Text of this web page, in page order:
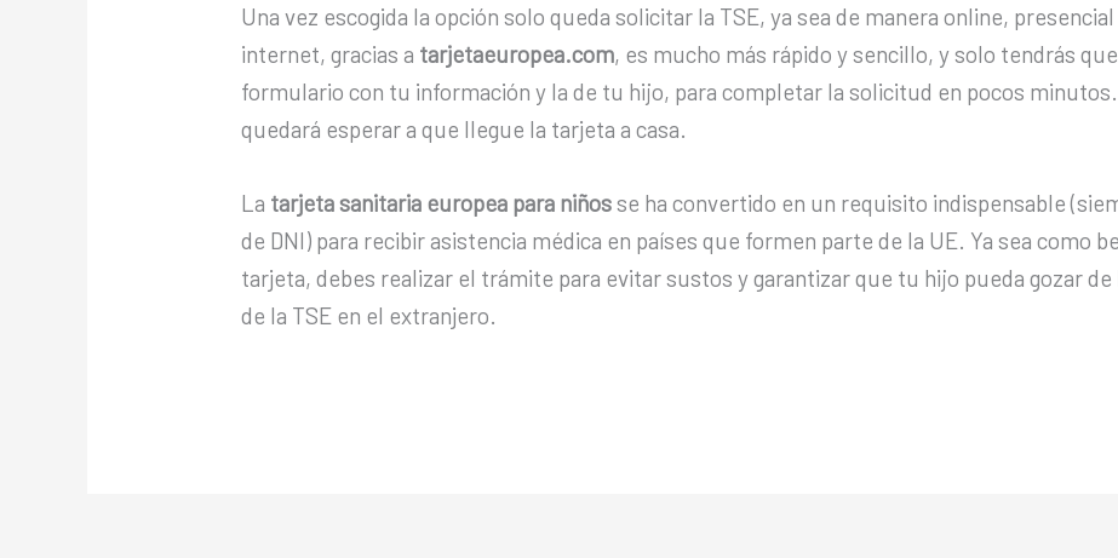
Una vez escogida la opción solo queda solicitar la TSE, ya sea de manera online,
internet, gracias a tarjetaeuropea.com, es mucho más rápido y sencillo, y solo tendrás
formulario con tu información y la de tu hijo, para completar la solicitud en pocos
quedará esperar a que llegue la tarjeta a casa.
La tarjeta sanitaria europea para niñosse ha convertido en un requisito indispensable
de DNI) para recibir asistencia médica en países que formen parte de la UE. Ya sea como
tarjeta, debes realizar el trámite para evitar sustos y garantizar que tu hijo pueda gozar
de la TSE en el extranjero.